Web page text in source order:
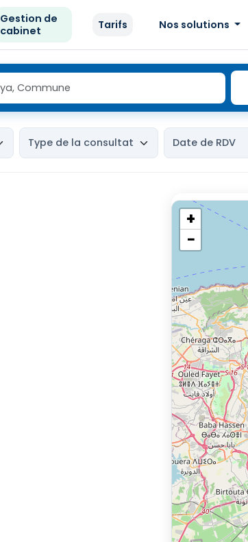
Gestion de
cabinet
Tarifs Nos solutions
+
−